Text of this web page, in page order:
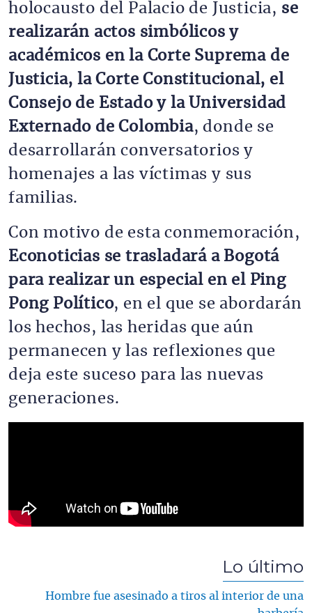
holocausto del Palacio de Justicia, se
realizarán actos simbólicos y
académicos en la Corte Suprema de
Justicia, la Corte Constitucional, el
Consejo de Estado y la Universidad
Externado de Colombia, donde se
desarrollarán conversatorios y
homenajes a las víctimas y sus
familias.
Con motivo de esta conmemoración,
Econoticias se trasladará a Bogotá
para realizar un especial en el Ping
Pong Político, en el que se abordarán
los hechos, las heridas que aún
permanecen y las reflexiones que
deja este suceso para las nuevas
generaciones.
Lo último
Hombre fue asesinado a tiros al interior de una